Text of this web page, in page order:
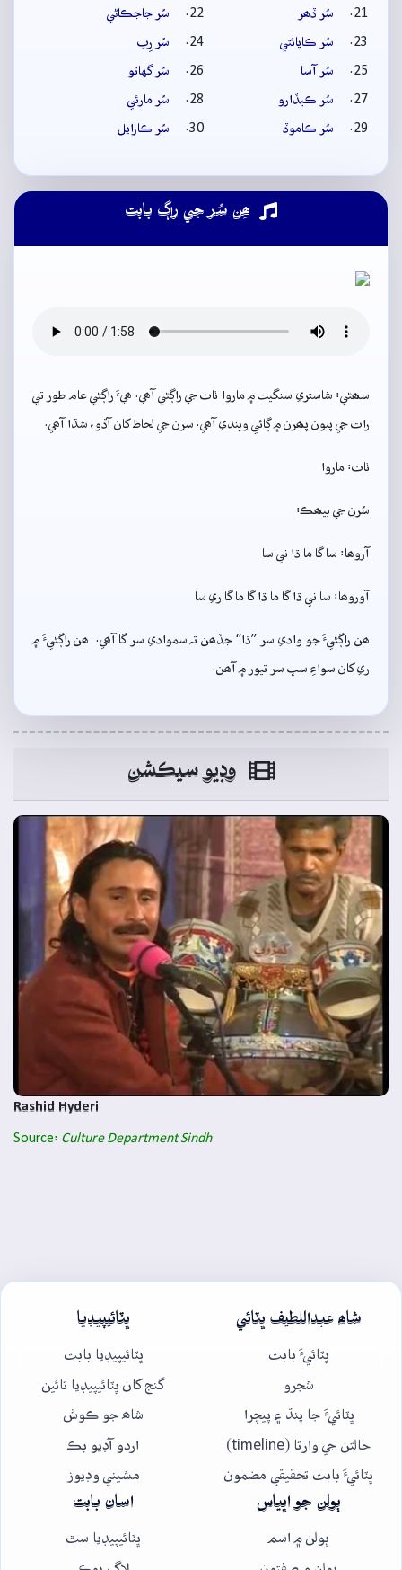
سُر ڏھر
سُر جاجڪاڻي
سُر ڪاپائتي
سُر رِپ
سُر آسا
سُر گهاتو
سُر ڪيڏارو
سُر مارئي
سُر ڪاموڏ
سُر ڪارايل
ھِن سُر جي راڳ بابت
سھڻي: شاستري سنگيت ۾ ماروا ٺاٺ جي راڳڻي آھي. ھيءَ راڳڻي عام طور تي
رات جي پيون پھرن ۾ ڳائي ويندي آھي. سرن جي لحاظ کان آڏو، شڌا آھي.
ٺاٺ: ماروا
سُرن جي بيھڪ:
آروھا: سا گا ما ڌا ني سا
آوروھا: سا ني ڌا گا ما ڌا گا ما گا ري سا
ھن راڳڻيءَ جو وادي سر ”ڌا“ جڏھن تہ سموادي سر گا آھي. ھن راڳڻيءَ ۾
ري کان سواءِ سڀ سر تيور ۾ آھن.
وڊيو سيڪشن
Rashid Hyderi
Source: Culture Department Sindh
شاھ عبداللطيف ڀٽائي
ڀٽائيءَ بابت
شجرو
ڀٽائيءَ جا پنڌ ۽ پيچرا
حالتن جي وارتا (timeline)
ڀٽائيءَ بابت تحقيقي مضمون
ڀٽائيپيڊيا
ڀٽائيپيڊيا بابت
گنج کان ڀٽائيپيڊيا تائين
شاھ جو ڪوش
اردو آڊيو بڪ
مشيني وڊيوز
ٻولن جو اڀياس
ٻولن ۾ اسم
اسان بابت
ڀٽائيپيڊيا سٿ